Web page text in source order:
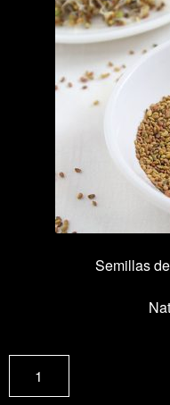
Semillas